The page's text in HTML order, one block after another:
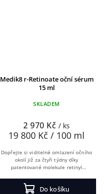
Medik8 r-Retinoate oční sérum
15 ml
SKLADEM
2 970 Kč / ks
19 800 Kč / 100 ml
Do košíku
Dopřejte si viditelné omlazení očního
okolí již za čtyři týdny díky
patentované molekule retinyl
vitamínu A. Oční sérum r-Retinoate
zpevní pleť a...